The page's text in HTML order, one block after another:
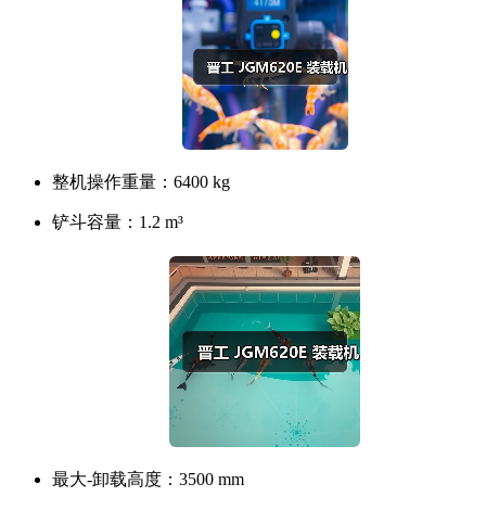
整机操作重量： 6400 kg
铲斗容量： 1.2 m³
最大-卸载高度： 3500 mm